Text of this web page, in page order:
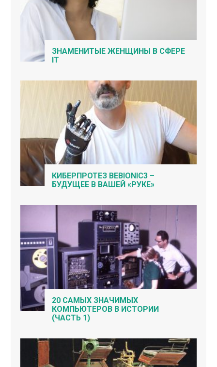
ЗНАМЕНИТЫЕ ЖЕНЩИНЫ В СФЕРЕ
IT
КИБЕРПРОТЕЗ BEBIONIC3 –
БУДУЩЕЕ В ВАШЕЙ «РУКЕ»
20 САМЫХ ЗНАЧИМЫХ
КОМПЬЮТЕРОВ В ИСТОРИИ
(ЧАСТЬ 1)